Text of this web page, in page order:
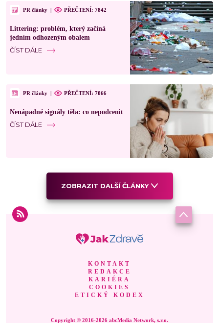
PR články | PŘEČTENÍ: 7842
Littering: problém, který začíná
jedním odhozeným obalem
ČÍST DÁLE
PR články | PŘEČTENÍ: 7066
Nenápadné signály těla: co nepodcenit
ČÍST DÁLE
ZOBRAZIT DALŠÍ ČLÁNKY
KONTAKT
REDAKCE
KARIÉRA
COOKIES
ETICKÝ KODEX
Copyright © 2016-2026 abcMedia Network, s.r.o.